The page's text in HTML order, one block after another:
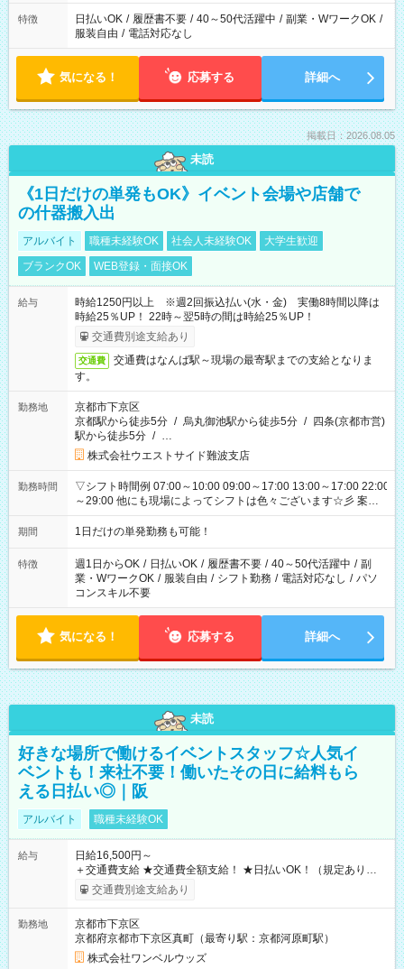
特徴 日払いOK / 履歴書不要 / 40～50代活躍中 / 副業・WワークOK /
服装自由 / 電話対応なし
気になる！ 応募する 詳細へ
掲載日：2026.08.05
未読
《1日だけの単発もOK》イベント会場や店舗で
の什器搬入出
アルバイト 職種未経験OK 社会人未経験OK
大学生歓迎
ブランクOK
WEB登録・面接OK
給与
時給1250円以上 ※週2回振込払い(水・金) 実働8時間以降は
時給25％UP！ 22時～翌5時の間は時給25％UP！
交通費別途支給あり
交通費
交通費はなんば駅～現場の最寄駅までの支給となりま
す。
勤務地
京都市下京区
京都駅から徒歩5分 / 烏丸御池駅から徒歩5分 / 四条(京都市営)
駅から徒歩5分 / …
株式会社ウエストサイド難波支店
勤務時間
▽シフト時間例 07:00～10:00 09:00～17:00 13:00～17:00 22:00
～29:00 他にも現場によってシフトは色々ございます☆彡 案件
次第では午前中だけ、午後だけで終わるお仕事も...！
期間 1日だけの単発勤務も可能！
特徴 週1日からOK / 日払いOK / 履歴書不要 / 40～50代活躍中 / 副
業・WワークOK / 服装自由 / シフト勤務 / 電話対応なし / パソ
コンスキル不要
気になる！ 応募する 詳細へ
未読
好きな場所で働けるイベントスタッフ☆人気イ
ベントも！来社不要！働いたその日に給料もら
える日払い◎｜阪
アルバイト 職種未経験OK
給与
日給16,500円～
＋交通費支給 ★交通費全額支給！ ★日払いOK！（規定あり） ┗
働いたその日に現金GET♪ お仕事後はコンビニATMから 日払
交通費別途支給あり
勤務地
京都市下京区
京都府京都市下京区真町（最寄り駅：京都河原町駅）
株式会社ワンベルウッズ